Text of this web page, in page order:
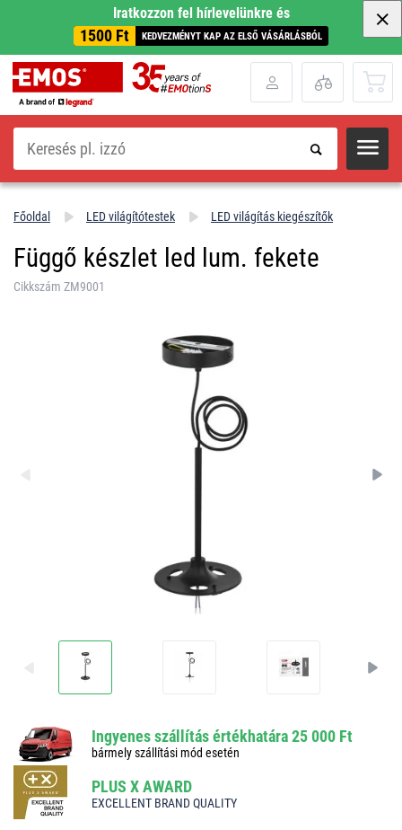
Iratkozzon fel hírlevelünkre és
1500 Ft KEDVEZMÉNYT KAP AZ ELSŐ VÁSÁRLÁSBÓL
Keresés
Főoldal LED világítótestek LED világítás kiegészítők
Függő készlet led lum. fekete
Cikkszám ZM9001
Ingyenes szállítás értékhatára 25 000 Ft
bármely szállítási mód esetén
PLUS X AWARD
EXCELLENT BRAND QUALITY